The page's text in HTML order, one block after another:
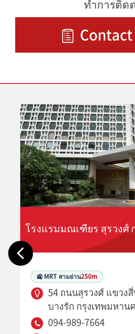
ทำการติด
โรงแรมมณเฑียร สุรวงศ์
🚉 MRT สามย่าน250m
54 ถนนสุรวงศ์ แขวง
บางรัก กรุงเทพมหาน
094-989-7664